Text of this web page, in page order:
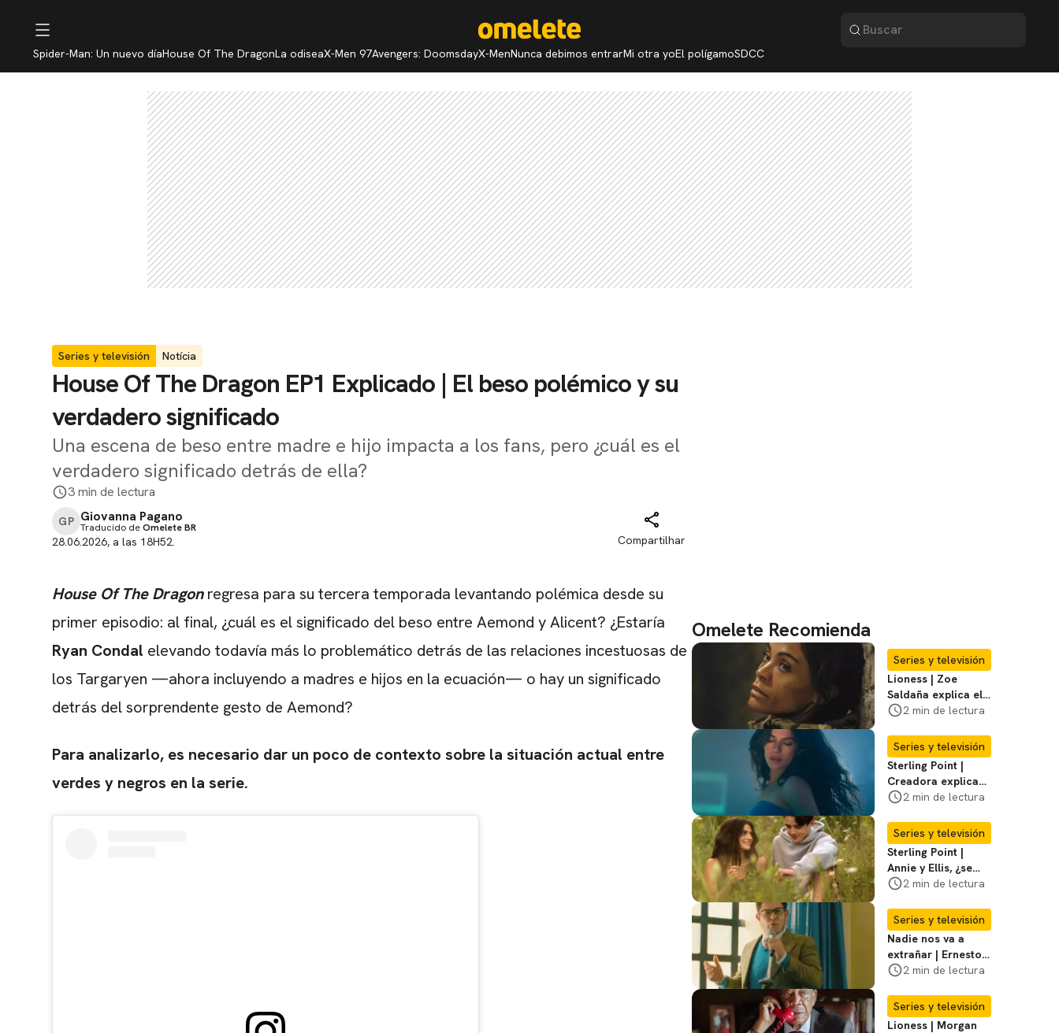
Spider-Man: Un nuevo díaHouse Of The DragonLa odiseaX-Men 97Avengers: DoomsdayX-MenNunca debimos entrarMi otra yoEl polígamoSDCC
Series y televisión Notícia
House Of The Dragon EP1 Explicado | El beso polémico y su
verdadero significado
Una escena de beso entre madre e hijo impacta a los fans, pero ¿cuál es el
verdadero significado detrás de ella?
3 min de lectura
GP Giovanna Pagano
Traducido deOmelete BR
28.06.2026, a las 18H52. Compartilhar
House Of The Dragonregresa para su tercera temporada levantando polémica desde su
primer episodio: al final, ¿cuál es el significado del beso entre Aemond y Alicent? ¿Estaría
Ryan Condal elevando todavía más lo problemático detrás de las relaciones incestuosas de
los Targaryen —ahora incluyendo a madres e hijos en la ecuación— o hay un significado
detrás del sorprendente gesto de Aemond?
Para analizarlo, es necesario dar un poco de contexto sobre la situación actual entre
verdes y negros en la serie.
Omelete Recomienda
Series y televisión
Lioness | Zoe
Saldaña explica el
violento secuestro
temporada 3
2 min de lectura
Series y televisión
Sterling Point |
Creadora explica
momentos clave del
2 min de lectura
Series y televisión
Sterling Point |
Annie y Ellis, ¿se
quedan juntos o
2 min de lectura
Series y televisión
Nadie nos va a
extrañar | Ernesto
Laguardia habla
2
2 min de lectura
Series y televisión
Lioness | Morgan